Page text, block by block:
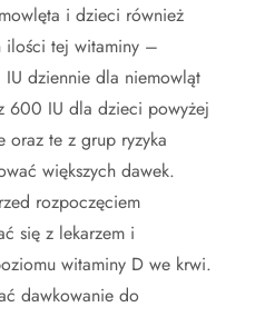
i dzieci również
ilości tej witaminy –
dziennie dla niemowląt
600 IU dla dzieci powyżej
oraz te z grup ryzyka
większych dawek.
rozpoczęciem
się z lekarzem i
witaminy D we krwi.
dawkowanie do